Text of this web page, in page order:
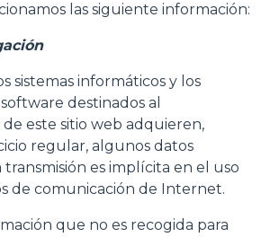
las siguiente información:
sistemas informáticos y los
destinados al
este sitio web adquieren,
regular, algunos datos
transmisión es implícita en el uso
de comunicación de Internet.
que no es recogida para